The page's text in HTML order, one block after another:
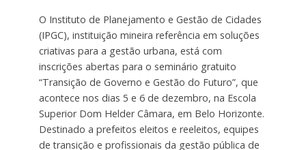
O Instituto de Planejamento e Gestão de Cidades
(IPGC), instituição mineira referência em soluções
criativas para a gestão urbana, está com
inscrições abertas para o seminário gratuito
“Transição de Governo e Gestão do Futuro”, que
acontece nos dias 5 e 6 de dezembro, na Escola
Superior Dom Helder Câmara, em Belo Horizonte.
Destinado a prefeitos eleitos e reeleitos, equipes
de transição e profissionais da gestão pública de